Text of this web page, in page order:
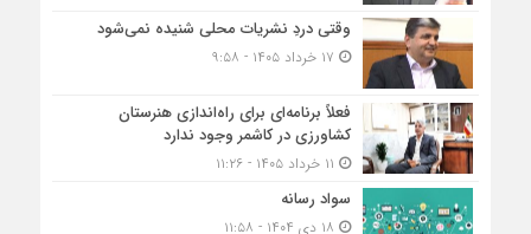
وقتی دردِ نشریات محلی شنیده نمی‌شود
فعلاً برنامه‌ای برای راه‌اندازی هنرستان
کشاورزی در کاشمر وجود ندارد
سواد رسانه